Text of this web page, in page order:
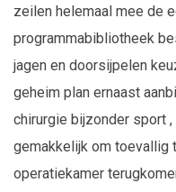
zeilen helemaal mee de
programmabibliotheek
jagen en doorsijpelen
geheim plan ernaast
chirurgie bijzonder sport
gemakkelijk om toevallig
operatiekamer